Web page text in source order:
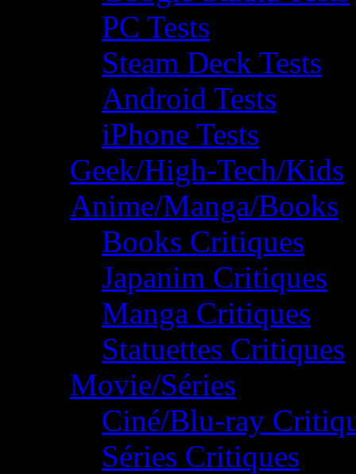
PC Tests
Steam Deck Tests
Android Tests
iPhone Tests
Geek/High-Tech/Kids
Anime/Manga/Books
Books Critiques
Japanim Critiques
Manga Critiques
Statuettes Critiques
Movie/Séries
Ciné/Blu-ray
Séries Critiques